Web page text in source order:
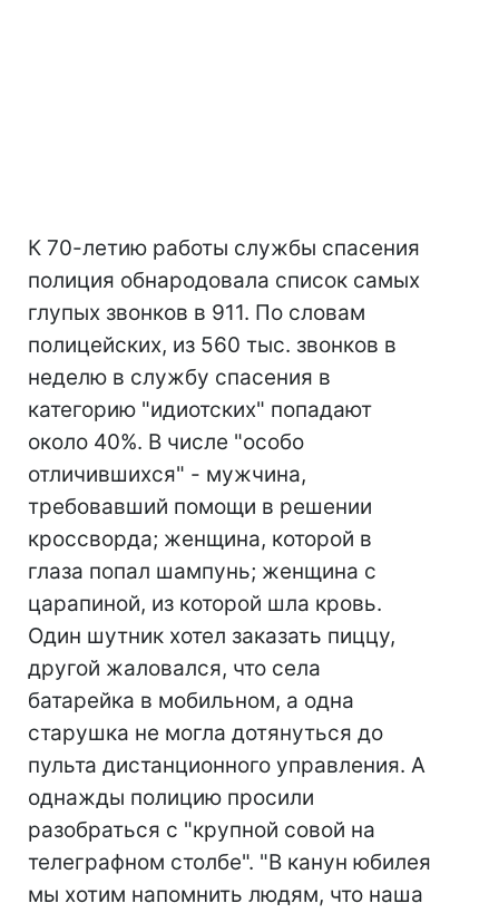
К 70-летию работы службы спасения
полиция обнародовала список самых
глупых звонков в 911. По словам
полицейских, из 560 тыс. звонков в
неделю в службу спасения в
категорию "идиотских" попадают
около 40%. В числе "особо
отличившихся" - мужчина,
требовавший помощи в решении
кроссворда; женщина, которой в
глаза попал шампунь; женщина с
царапиной, из которой шла кровь.
Один шутник хотел заказать пиццу,
другой жаловался, что села
батарейка в мобильном, а одна
старушка не могла дотянуться до
пульта дистанционного управления. А
однажды полицию просили
разобраться с "крупной совой на
телеграфном столбе". "В канун юбилея
мы хотим напомнить людям, что наша